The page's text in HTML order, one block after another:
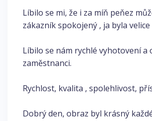
Líbilo se mi, že i za míň peňez
zákazník spokojený , ja byla
Líbilo se nám rychlé vyhotovení a
zaměstnanci.
Rychlost, kvalita , spolehlivost,
Dobrý den, obraz byl krásný